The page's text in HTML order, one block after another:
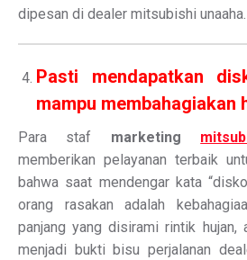
dipesan di dealer mitsubishi unaaha.
Pasti mendapatkan
mampu membahagiakan
Para staf marketing
memberikan pelayanan terbaik
bahwa saat mendengar kata
orang rasakan adalah
panjang yang disirami rintik hujan,
menjadi bukti bisu perjalanan